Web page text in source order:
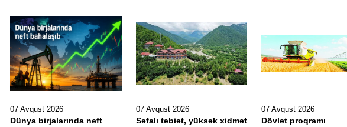
07 Avqust 2026
Dünya birjalarında neft
07 Avqust 2026
Səfalı təbiət, yüksək xidmət
07 Avqust 2026
Dövlət proqramı